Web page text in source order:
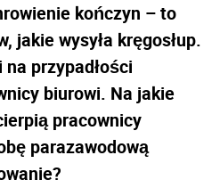
kończyn – to
jakie wysyła kręgosłup.
przypadłości
biurowi. Na jakie
pracownicy
parazawodową